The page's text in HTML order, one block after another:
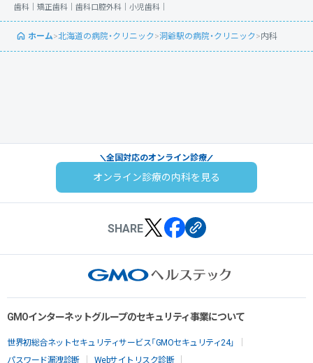
歯科｜ 矯正歯科｜ 歯科口腔外科｜ 小児歯科｜
ホーム>北海道の病院・クリニック>洞爺駅の病院・クリニック>内科
全国対応のオンライン診療
オンライン診療の内科を見る
SHARE
GMOインターネットグループのセキュリティ事業について
世界初総合ネットセキュリティサービス「GMOセキュリティ24」
パスワード漏洩診断
Webサイトリスク診断